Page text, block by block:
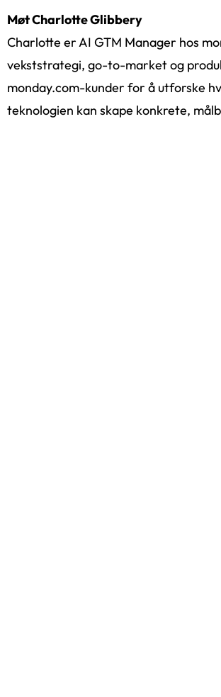
Møt Charlotte Glibbery
Charlotte er AI GTM Manager hos
vekststrategi, go-to-market og
monday.com-kunder for å utforske
teknologien kan skape konkrete,